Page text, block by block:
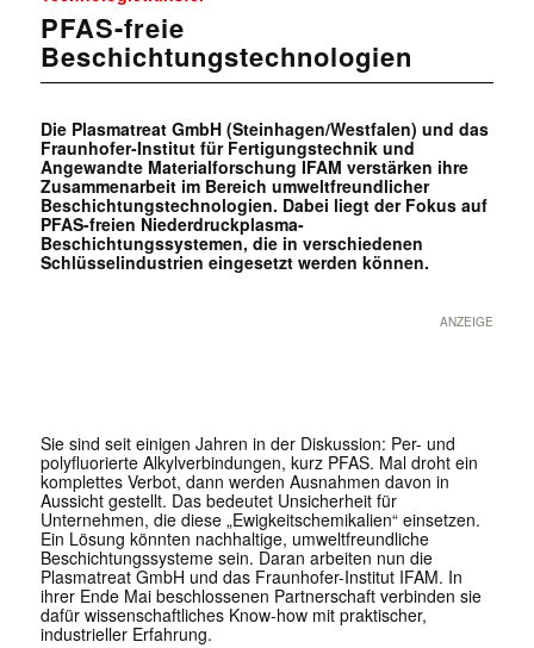
PFAS-freie
Beschichtungstechnologien
Die Plasmatreat GmbH (Steinhagen/Westfalen) und das
Fraunhofer-Institut für Fertigungstechnik und
Angewandte Materialforschung IFAM verstärken ihre
Zusammenarbeit im Bereich umweltfreundlicher
Beschichtungstechnologien. Dabei liegt der Fokus auf
PFAS-freien Niederdruckplasma-
Beschichtungssystemen, die in verschiedenen
Schlüsselindustrien eingesetzt werden können.
ANZEIGE
Sie sind seit einigen Jahren in der Diskussion: Per- und
polyfluorierte Alkylverbindungen, kurz PFAS. Mal droht ein
komplettes Verbot, dann werden Ausnahmen davon in
Aussicht gestellt. Das bedeutet Unsicherheit für
Unternehmen, die diese „Ewigkeitschemikalien“ einsetzen.
Ein Lösung könnten nachhaltige, umweltfreundliche
Beschichtungssysteme sein. Daran arbeiten nun die
Plasmatreat GmbH und das Fraunhofer-Institut IFAM. In
ihrer Ende Mai beschlossenen Partnerschaft verbinden sie
dafür wissenschaftliches Know-how mit praktischer,
industrieller Erfahrung.